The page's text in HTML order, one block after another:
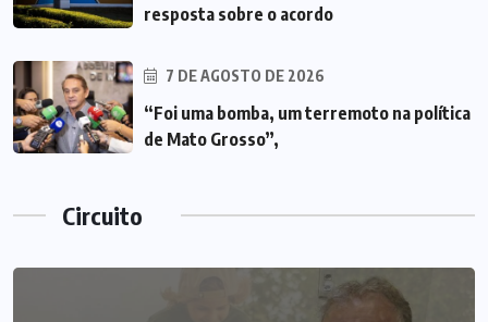
resposta sobre o acordo
7 DE AGOSTO DE 2026
“Foi uma bomba, um terremoto na política
de Mato Grosso”,
Circuito